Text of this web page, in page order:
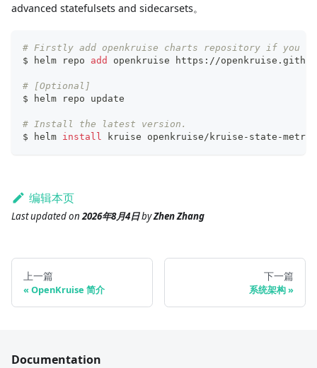
advanced statefulsets and sidecarsets。
# Firstly add openkruise charts repository if you
$ helm repo add openkruise https://
# [Optional]
$ helm repo update
# Install the latest version.
$ helm install kruise openkruise/kruise-state-
编辑本页
Last updatedon2026年8月4日byZhen Zhang
上一篇
OpenKruise 简介
下一篇
系统架构
Documentation